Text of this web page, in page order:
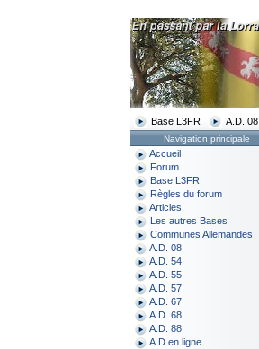
Base L3FR A.D. 08
Navigation principale
Accueil
Forum
Base L3FR
Règles du forum
Articles
Les autres Bases
Communes Allemandes
A.D. 08
A.D. 54
A.D. 55
A.D. 57
A.D. 67
A.D. 68
A.D. 88
A.D en ligne